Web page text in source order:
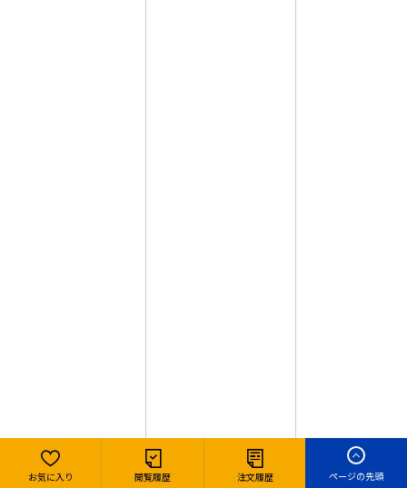
お気に入り 閲覧履歴 注文履歴 ページの先頭